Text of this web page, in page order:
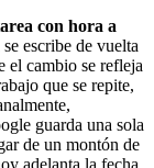
con hora a
escribe de vuelta
el cambio se refleja
que se repite,
guarda una sola
de un montón de